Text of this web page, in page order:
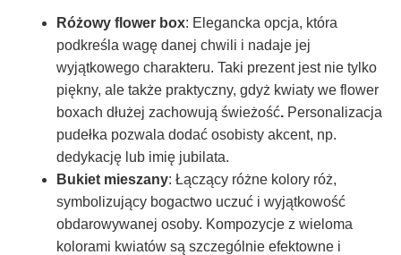
Różowy flower box: Elegancka opcja, która
podkreśla wagę danej chwili i nadaje jej
wyjątkowego charakteru. Taki prezent jest nie tylko
piękny, ale także praktyczny, gdyż kwiaty we flower
boxach dłużej zachowują świeżość. Personalizacja
pudełka pozwala dodać osobisty akcent, np.
dedykację lub imię jubilata.
Bukiet mieszany: Łączący różne kolory róż,
symbolizujący bogactwo uczuć i wyjątkowość
obdarowywanej osoby. Kompozycje z wieloma
kolorami kwiatów są szczególnie efektowne i